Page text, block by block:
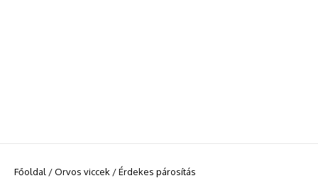
Főoldal /Orvos viccek /Érdekes párosítás